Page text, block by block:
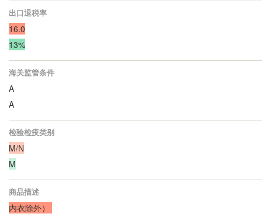
出口退税率
16.0
13%
海关监管条件
A
A
检验检疫类别
M/N
M
商品描述
内衣除外）